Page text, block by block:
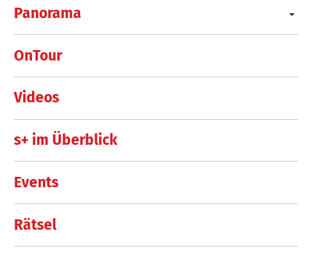
Panorama
OnTour
Videos
s+ im Überblick
Events
Rätsel